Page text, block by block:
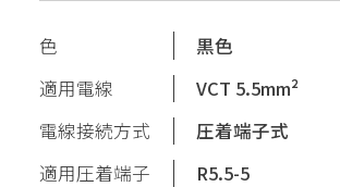
色
黒色
適用電線
VCT 5.5mm²
電線接続方式
圧着端子式
適用圧着端子
R5.5-5